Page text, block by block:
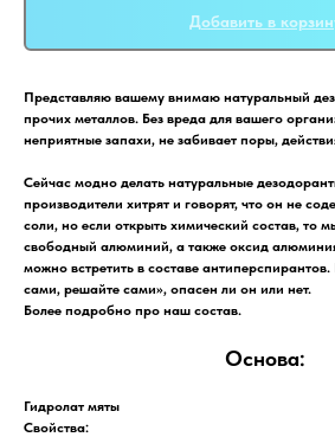
Добавить в
Представляю вашему внимаю натуральный
прочих металлов. Без вреда для вашего
неприятные запахи, не забивает поры,
Сейчас модно делать натуральные
производители хитрят и говорят, что он не
соли, но если открыть химический состав, то
свободный алюминий, а также оксид
можно встретить в составе антиперспирантов.
сами, решайте сами», опасен ли он или нет.
Более подробно про наш состав.
Основа:
Гидролат мяты
Свойства: